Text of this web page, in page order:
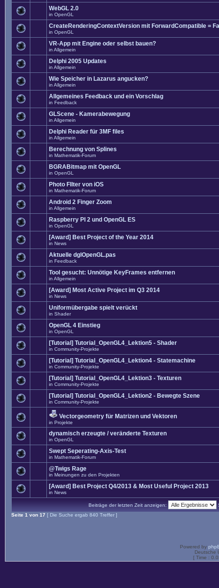
WebGL 2.0
in OpenGL
CreateRenderingContextVersion mit ForwardCompatible =
in OpenGL
VR-App mit Engine oder selbst bauen?
in Allgemein
Delphi 2005 Updates
in Allgemein
Wie Speicher in Lazarus angucken?
in Allgemein
Allgemeines Feedback und ein Vorschlag
in Feedback
GLScene - Kamerabewegung
in Allgemein
Delphi Reader für 3MF files
in Allgemein
Berechnung von Splines
in Mathematik-Forum
BGRABitmap mit OpenGL
in OpenGL
Photo FIlter von iOS
in Mathematik-Forum
Android 2 Finger Zoom
in Allgemein
Raspberry PI 2 und OpenGL ES
in OpenGL
[Award] Best Project of the Year 2014
in News
Aktuelle dglOpenGL.pas
in Feedback
Tool gesucht: Unnötige KeyFrames entfernen
in Allgemein
[Award] Most Active Project im Q3 2014
in News
Uniformübergabe spielt verückt
in Shader
OpenGL 4 Einstieg
in OpenGL
[Tutorial] Tutorial_OpenGL4_Lektion5 - Shader
in Community-Projekte
[Tutorial] Tutorial_OpenGL4_Lektion4 - Statemachine
in Community-Projekte
[Tutorial] Tutorial_OpenGL4_Lektion3 - Texturen
in Community-Projekte
[Tutorial] Tutorial_OpenGL4_Lektion2 - Bewegte Szene
in Community-Projekte
Vectorgeometry für Matrizen und Vektoren
in Projekte
dynamisch erzeugte / veränderte Texturen
in OpenGL
Swept Seperating-Axis-Test
in Mathematik-Forum
@Twigs Rage
in Meinungen zu den Projekten
[Award] Best Project Q4/2013 & Most Useful Project 2013
in News
Beiträge der letzten Zeit anzeigen:
Seite 1 von 17 [ Die Suche ergab 840 Treffer ]
Powered by
Deutsche
[ Time :